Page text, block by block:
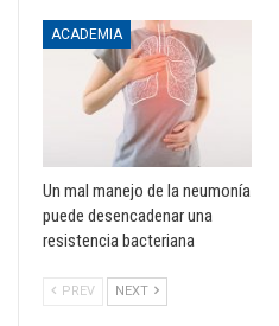
ACADEMIA
Un mal manejo de la neumonía
puede desencadenar una
resistencia bacteriana
PREV NEXT